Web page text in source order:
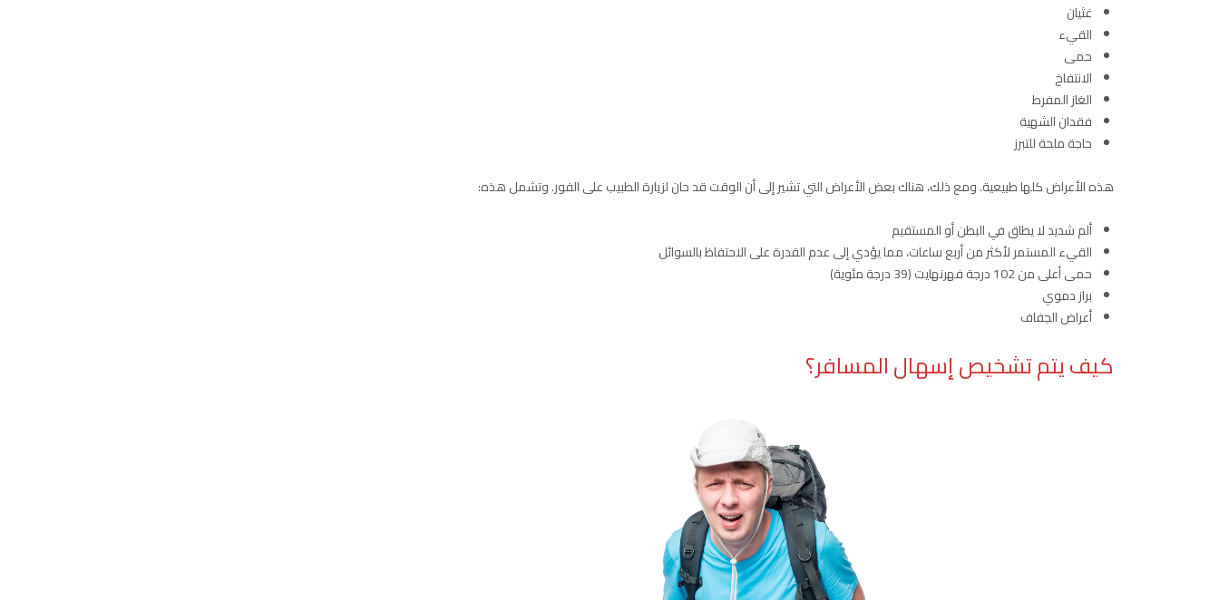
غثيان
القيء
حمى
الانتفاخ
الغاز المفرط
فقدان الشهية
حاجة ملحة للتبرز
هذه الأعراض كلها طبيعية. ومع ذلك، هناك بعض الأعراض التي تشير إلى أن الوقت قد حان لزيارة الطبيب على الفور. وتشمل هذه:
ألم شديد لا يطاق في البطن أو المستقيم
القيء المستمر لأكثر من أربع ساعات، مما يؤدي إلى عدم القدرة على الاحتفاظ بالسوائل
حمى أعلى من 102 درجة فهرنهايت (39 درجة مئوية)
براز دموي
أعراض الجفاف
كيف يتم تشخيص إسهال المسافر؟